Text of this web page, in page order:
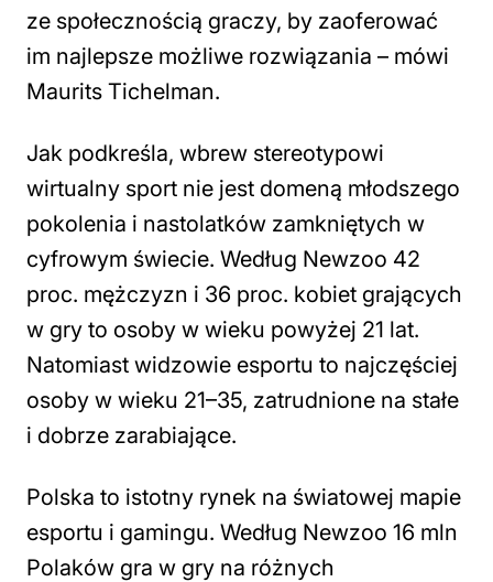
ze społecznością graczy, by zaoferować
im najlepsze możliwe rozwiązania – mówi
Maurits Tichelman.
Jak podkreśla, wbrew stereotypowi
wirtualny sport nie jest domeną młodszego
pokolenia i nastolatków zamkniętych w
cyfrowym świecie. Według Newzoo 42
proc. mężczyzn i 36 proc. kobiet grających
w gry to osoby w wieku powyżej 21 lat.
Natomiast widzowie esportu to najczęściej
osoby w wieku 21–35, zatrudnione na stałe
i dobrze zarabiające.
Polska to istotny rynek na światowej mapie
esportu i gamingu. Według Newzoo 16 mln
Polaków gra w gry na różnych